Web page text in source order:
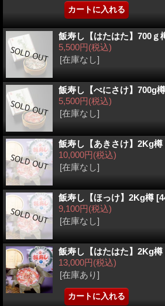
飯寿し【はたはた】700ｇ
5,500円(税込)
[在庫なし]
飯寿し【べにさけ】700g樽
5,500円(税込)
[在庫なし]
飯寿し【あきさけ】2Kg樽
10,000円(税込)
[在庫なし]
飯寿し【ほっけ】2Kg樽
9,100円(税込)
[在庫なし]
飯寿し【はたはた】2Kg樽
13,000円(税込)
[在庫あり]